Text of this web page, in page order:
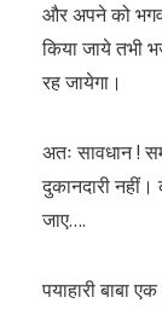
और अपने को
किया जाये तभी
रह जायेगा।
अतः सावधान !
दुकानदारी
जाए….
पयाहारी बाबा